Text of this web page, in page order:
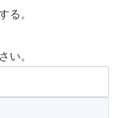
る。
い。